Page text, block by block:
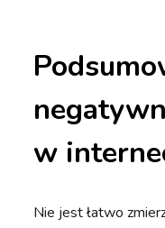
w
Nie jest łatwo